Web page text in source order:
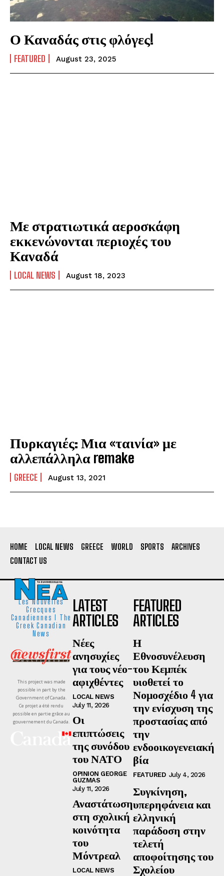
Ο Καναδάς στις φλόγες!
FEATURED August 23, 2025
Με στρατιωτικά αεροσκάφη
εκκενώνονται περιοχές του
Καναδά
LOCAL NEWS August 18, 2023
Πυρκαγιές: Μια «ταινία» με
αλλεπάλληλα remake
GREECE August 13, 2021
HOME LOCAL NEWS GREECE WORLD SPORTS
ARCHIVES
CONTACT US
Les Nouvelles
Grecques
Canadiennes I The
Greek Canadian
News
This project was made
possible in part by the
Government of Canada.
Ce projet a été rendu
possible en partie grâce au
gouvernement du Canada.
LATEST
ARTICLES
Νέες
ανησυχίες
για τους νέο-
αφιχθέντες
LOCAL NEWS
July 11, 2026
Οι
επιπτώσεις
της συνόδου
του ΝΑΤΟ
OPINION GEORGE
GUZMAS
July 11, 2026
Αναστάτωση
στη σχολική
κοινότητα
του
Μόντρεαλ
LOCAL NEWS
FEATURED
ARTICLES
Η
Εθνοσυνέλευση
του Κεμπέκ
υιοθετεί το
Νομοσχέδιο 4 για
την ενίσχυση της
προστασίας από
την
ενδοοικογενειακή
βία
FEATURED July 4, 2026
Συγκίνηση,
υπερηφάνεια και
ελληνική
παράδοση στην
τελετή
αποφοίτησης του
Σχολείου